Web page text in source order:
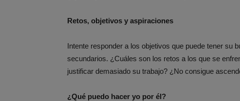
Retos, objetivos y aspiraciones
Intente responder a los objetivos que puede tener su
secundarios. ¿Cuáles son los retos a los que se
justificar demasiado su trabajo? ¿No consigue
¿Qué puedo hacer yo por él?